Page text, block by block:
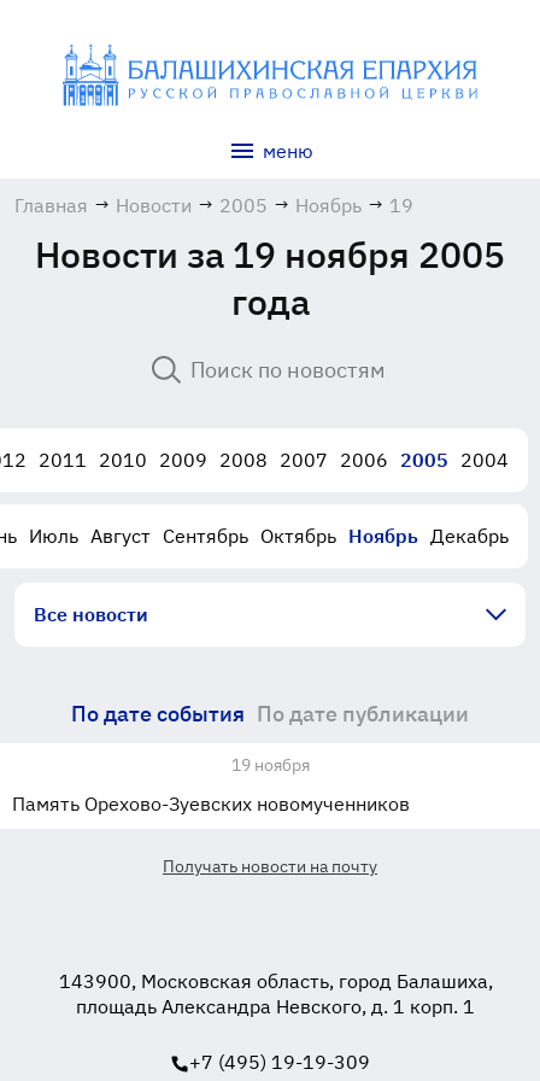
меню
Главная → Новости → 2005 → Ноябрь → 19
Новости за 19 ноября 2005
года
2011 2010 2009 2008 2007 2006 2005 2004
Июль Август Сентябрь Октябрь Ноябрь Декабрь
Все новости
По дате события По дате публикации
19 ноября
Память Орехово-Зуевских новомученников
Получать новости на почту
143900, Московская область, город Балашиха,
площадь Александра Невского, д. 1 корп. 1
+7 (495) 19-19-309